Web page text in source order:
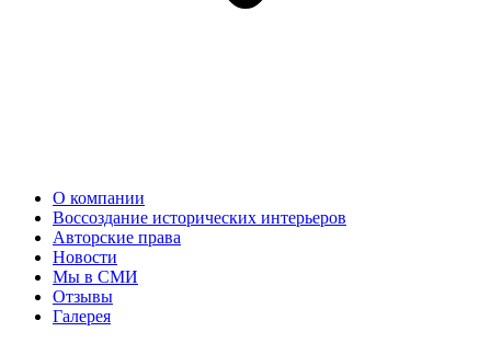
О компании
Воссоздание исторических интерьеров
Авторские права
Новости
Мы в СМИ
Отзывы
Галерея